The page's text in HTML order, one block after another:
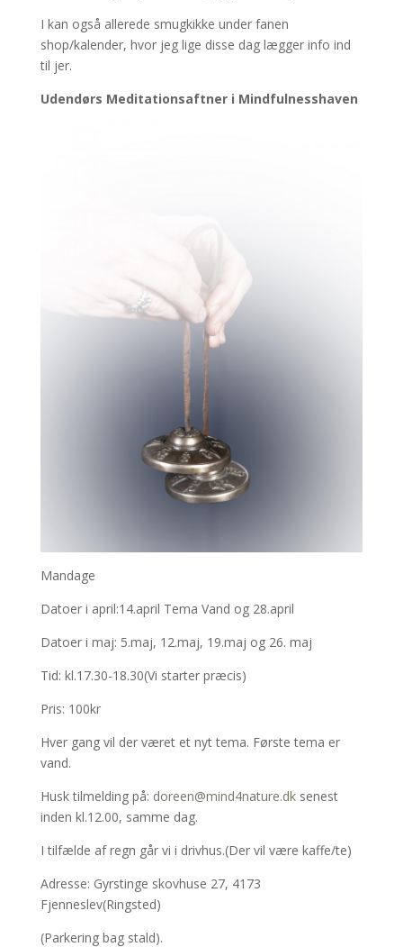
I kan også allerede smugkikke under fanen
shop/kalender, hvor jeg lige disse dag lægger info ind
til jer.
Udendørs Meditationsaftner i Mindfulnesshaven
Mandage
Datoer i april:14.april Tema Vand og 28.april
Datoer i maj: 5.maj, 12.maj, 19.maj og 26. maj
Tid: kl.17.30-18.30(Vi starter præcis)
Pris: 100kr
Hver gang vil der været et nyt tema. Første tema er
vand.
Husk tilmelding på: doreen@mind4nature.dksenest
inden kl.12.00, samme dag.
I tilfælde af regn går vi i drivhus.(Der vil være kaffe/te)
Adresse: Gyrstinge skovhuse 27, 4173
Fjenneslev(Ringsted)
(Parkering bag stald).